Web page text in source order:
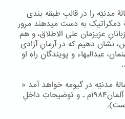
مدنیّه را در قالبِ طبقه بندی
دمکراتیک به دست میدهند مرور
عزیزمان علی الاطلاق، و هم
نشان دهیم که در آرمانِ آزادی
عبدالبهاء و پویندگانِ راهِ او
مدنیّه در گیومه خواهد آمد «
» ، از چاپِ چهارمِ این رساله۔ آلمان۱۹۸۴م ۔ و توضیحاتِ داخلِ